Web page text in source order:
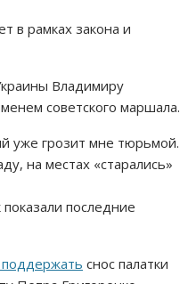
в рамках закона и
Владимиру
советского маршала.
уже грозит мне тюрьмой.
на местах «старались»
последние
поддержать снос палатки